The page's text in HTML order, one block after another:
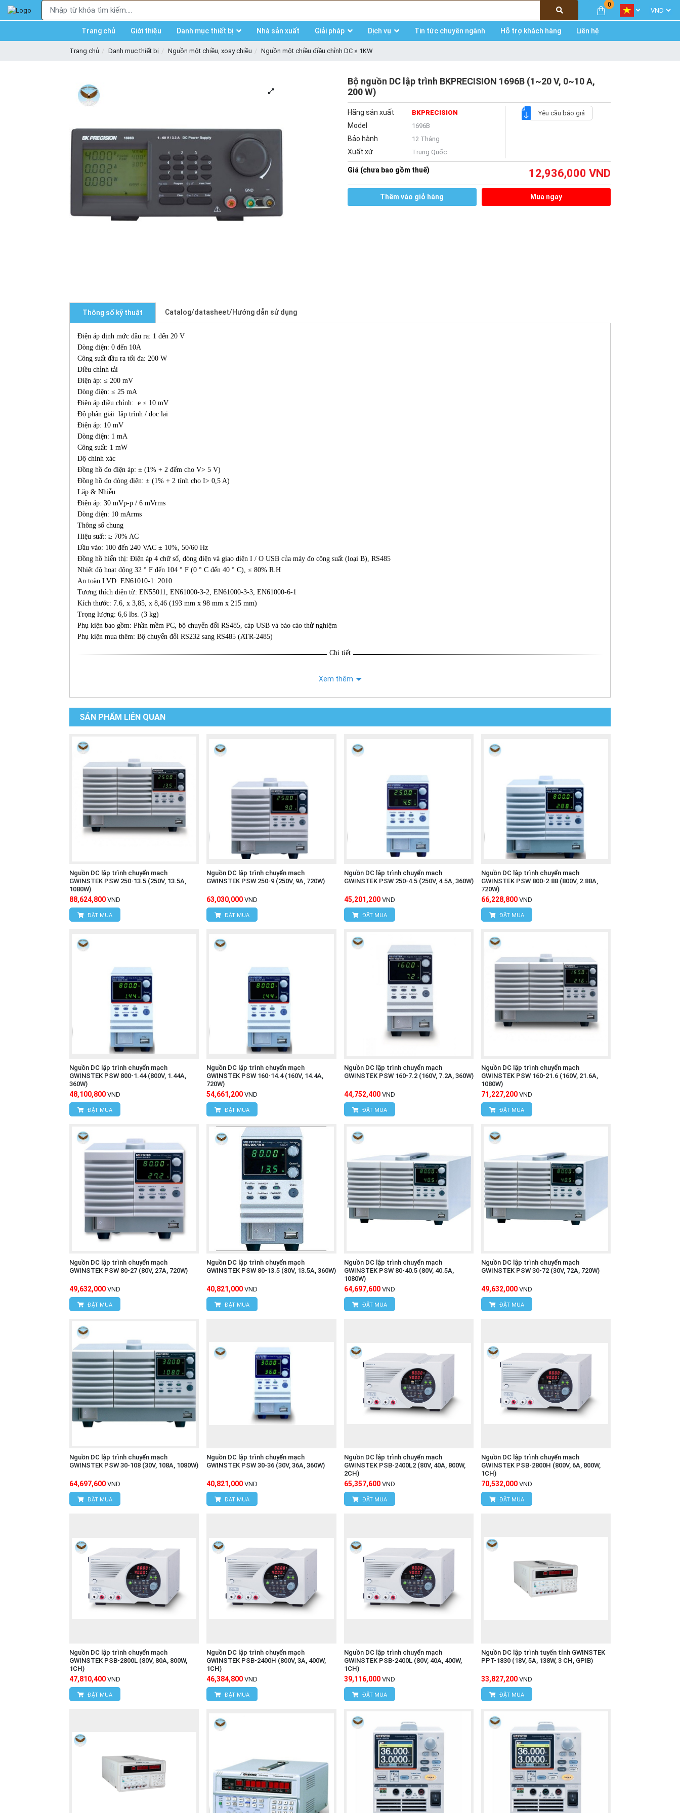
0
Trang chủ Giới thiệu Danh mục thiết bị Nhà sản xuất Giải pháp Dịch vụ Tin tức chuyên ngành Hỗ trợ khách hàng Liên hệ
Trang chủ Danh mục thiết bị Nguồn một chiều, xoay chiều Nguồn một chiều điều chỉnh DC ≤ 1KW
Bộ nguồn DC lập trình BKPRECISION 1696B (1~20 V, 0~10 A,
200 W)
Hãng sản xuất BKPRECISION
Model 1696B
Bảo hành 12 Tháng
Xuất xứ Trung Quốc
Yêu cầu báo giá
Giá (chưa bao gồm thuế) 12,936,000 VND
Thêm vào giỏ hàng Mua ngay
Thông số kỹ thuật Catalog/datasheet/Hướng dẫn sử dụng
Điện áp định mức đầu ra: 1 đến 20 V
Dòng điện: 0 đến 10A
Công suất đầu ra tối đa: 200 W
Điều chỉnh tải
Điện áp: ≤ 200 mV
Dòng điện: ≤ 25 mA
Điện áp điều chỉnh: e ≤ 10 mV
Độ phân giải lập trình / đọc lại
Điện áp: 10 mV
Dòng điện: 1 mA
Công suất: 1 mW
Độ chính xác
Đồng hồ đo điện áp: ± (1% + 2 đếm cho V> 5 V)
Đồng hồ đo dòng điện: ± (1% + 2 tính cho I> 0,5 A)
Lặp & Nhiễu
Điện áp: 30 mVp-p / 6 mVrms
Dòng điện: 10 mArms
Thông số chung
Hiệu suất: ≥ 70% AC
Đầu vào: 100 đến 240 VAC ± 10%, 50/60 Hz
Đồng hồ hiển thị: Điện áp 4 chữ số, dòng điện và giao diện I / O USB của máy đo công suất (loại B), RS485
Nhiệt độ hoạt động 32 ° F đến 104 ° F (0 ° C đến 40 ° C), ≤ 80% R.H
An toàn LVD: EN61010-1: 2010
Tương thích điện từ: EN55011, EN61000-3-2, EN61000-3-3, EN61000-6-1
Kích thước: 7.6, x 3,85, x 8,46 (193 mm x 98 mm x 215 mm)
Trọng lượng: 6,6 lbs. (3 kg)
Phụ kiện bao gồm: Phần mềm PC, bộ chuyển đổi RS485, cáp USB và báo cáo thử nghiệm
Phụ kiện mua thêm: Bộ chuyển đổi RS232 sang RS485 (ATR-2485)
Chi tiết
Xem thêm
SẢN PHẨM LIÊN QUAN
Nguồn DC lập trình chuyển mạch
GWINSTEK PSW 250-13.5 (250V, 13.5A,
1080W)
88,624,800 VND
ĐẶT MUA
Nguồn DC lập trình chuyển mạch
GWINSTEK PSW 250-9 (250V, 9A, 720W)
63,030,000 VND
ĐẶT MUA
Nguồn DC lập trình chuyển mạch
GWINSTEK PSW 250-4.5 (250V, 4.5A, 360W)
45,201,200 VND
ĐẶT MUA
Nguồn DC lập trình chuyển mạch
GWINSTEK PSW 800-2.88 (800V, 2.88A,
720W)
66,228,800 VND
ĐẶT MUA
Nguồn DC lập trình chuyển mạch
GWINSTEK PSW 800-1.44 (800V, 1.44A,
360W)
48,100,800 VND
ĐẶT MUA
Nguồn DC lập trình chuyển mạch
GWINSTEK PSW 160-14.4 (160V, 14.4A,
720W)
54,661,200 VND
ĐẶT MUA
Nguồn DC lập trình chuyển mạch
GWINSTEK PSW 160-7.2 (160V, 7.2A, 360W)
44,752,400 VND
ĐẶT MUA
Nguồn DC lập trình chuyển mạch
GWINSTEK PSW 160-21.6 (160V, 21.6A,
1080W)
71,227,200 VND
ĐẶT MUA
Nguồn DC lập trình chuyển mạch
GWINSTEK PSW 80-27 (80V, 27A, 720W)
49,632,000 VND
ĐẶT MUA
Nguồn DC lập trình chuyển mạch
GWINSTEK PSW 80-13.5 (80V, 13.5A, 360W)
40,821,000 VND
ĐẶT MUA
Nguồn DC lập trình chuyển mạch
GWINSTEK PSW 80-40.5 (80V, 40.5A,
1080W)
64,697,600 VND
ĐẶT MUA
Nguồn DC lập trình chuyển mạch
GWINSTEK PSW 30-72 (30V, 72A, 720W)
49,632,000 VND
ĐẶT MUA
Nguồn DC lập trình chuyển mạch
GWINSTEK PSW 30-108 (30V, 108A, 1080W)
64,697,600 VND
ĐẶT MUA
Nguồn DC lập trình chuyển mạch
GWINSTEK PSW 30-36 (30V, 36A, 360W)
40,821,000 VND
ĐẶT MUA
Nguồn DC lập trình chuyển mạch
GWINSTEK PSB-2400L2 (80V, 40A, 800W,
2CH)
65,357,600 VND
ĐẶT MUA
Nguồn DC lập trình chuyển mạch
GWINSTEK PSB-2800H (800V, 6A, 800W,
1CH)
70,532,000 VND
ĐẶT MUA
Nguồn DC lập trình chuyển mạch
GWINSTEK PSB-2800L (80V, 80A, 800W,
1CH)
47,810,400 VND
ĐẶT MUA
Nguồn DC lập trình chuyển mạch
GWINSTEK PSB-2400H (800V, 3A, 400W,
1CH)
46,384,800 VND
ĐẶT MUA
Nguồn DC lập trình chuyển mạch
GWINSTEK PSB-2400L (80V, 40A, 400W,
1CH)
39,116,000 VND
ĐẶT MUA
Nguồn DC lập trình tuyến tính GWINSTEK
PPT-1830 (18V, 5A, 138W, 3 CH, GPIB)
33,827,200 VND
ĐẶT MUA